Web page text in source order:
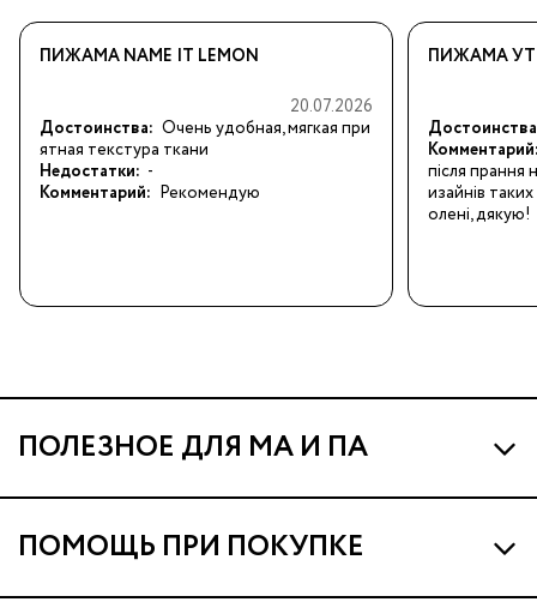
ПИЖАМА NAME IT LEMON
20.07.2026
Достоинства: Очень удобная, мягкая при
ятная текстура ткани
Недостатки: -
Комментарий: Рекомендую
ПИЖАМА
після прання
изайнів
олені, дякую!
ПОЛЕЗНОЕ ДЛЯ МА И ПА
Про МА и Маминых Ассистентов
Программа Ма Кешбэк
ПОМОЩЬ ПРИ ПОКУПКЕ
Наши магазины